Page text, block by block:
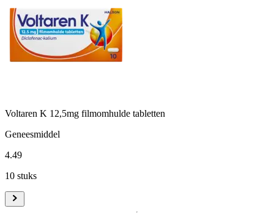
Voltaren K 12,5mg filmomhulde tabletten
Geneesmiddel
4.49
10 stuks